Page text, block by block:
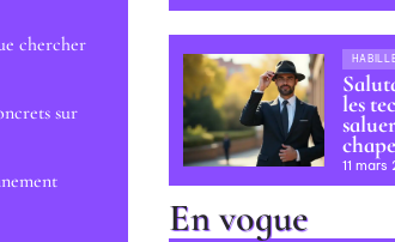
chercher
sur
les
11 mars
En vogue